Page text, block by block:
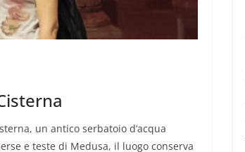
un antico serbatoio d’acqua
e teste di Medusa, il luogo conserva